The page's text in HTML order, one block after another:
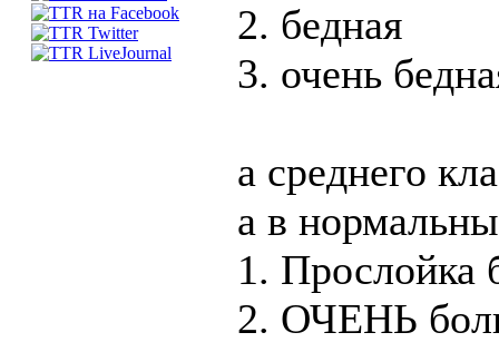
2. бедная
3. очень
а среднего
а в
1. Прослойка
2. ОЧЕНЬ